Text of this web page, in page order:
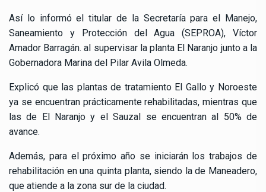
Así lo informó el titular de la Secretaría para el Manejo,
Saneamiento y Protección del Agua (SEPROA), Víctor
Amador Barragán. al supervisar la planta El Naranjo junto a la
Gobernadora Marina del Pilar Avila Olmeda.
Explicó que las plantas de tratamiento El Gallo y Noroeste
ya se encuentran prácticamente rehabilitadas, mientras que
las de El Naranjo y el Sauzal se encuentran al 50% de
avance.
Además, para el próximo año se iniciarán los trabajos de
rehabilitación en una quinta planta, siendo la de Maneadero,
que atiende a la zona sur de la ciudad.